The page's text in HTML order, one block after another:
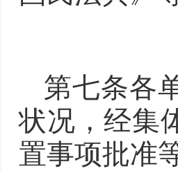
第七条各
状况，经集
置事项批准